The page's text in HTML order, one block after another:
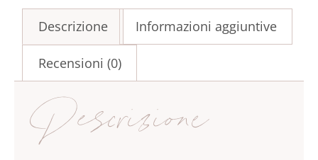
Descrizione Informazioni aggiuntive
Recensioni (0)
Descrizione